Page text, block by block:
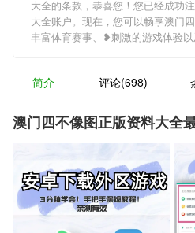
大全的条款，恭喜您！您已经成功
大全账户。现在，您可以畅享澳门
丰富体育赛事、❥刺激的游戏体验以
简介 评论(698)
澳门四不像图正版资料大全